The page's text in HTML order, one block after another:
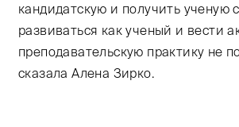
кандидатскую и получить ученую
развиваться как ученый и вести
преподавательскую практику не
сказала Алена Зирко.